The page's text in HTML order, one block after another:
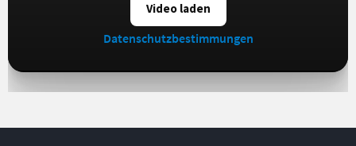
Video laden
Datenschutzbestimmungen